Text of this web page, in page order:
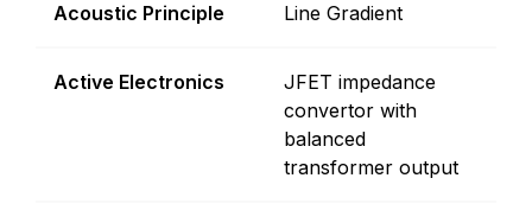
Acoustic Principle Line Gradient
Active Electronics
JFET impedance
convertor with
balanced
transformer output